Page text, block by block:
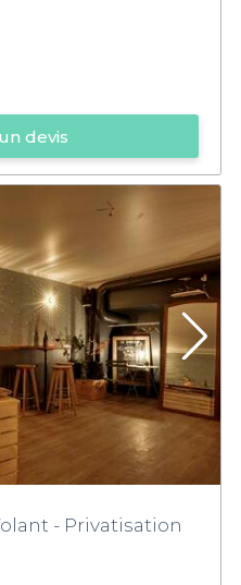
devis
- Privatisation